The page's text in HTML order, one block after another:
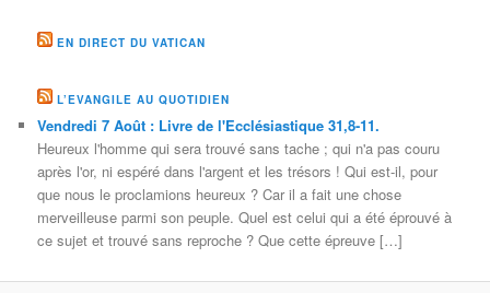
EN DIRECT DU VATICAN
L’EVANGILE AU QUOTIDIEN
Vendredi 7 Août : Livre de l'Ecclésiastique 31,8-11.
Heureux l'homme qui sera trouvé sans tache ; qui n'a pas couru
après l'or, ni espéré dans l'argent et les trésors ! Qui est-il, pour
que nous le proclamions heureux ? Car il a fait une chose
merveilleuse parmi son peuple. Quel est celui qui a été éprouvé à
ce sujet et trouvé sans reproche ? Que cette épreuve […]